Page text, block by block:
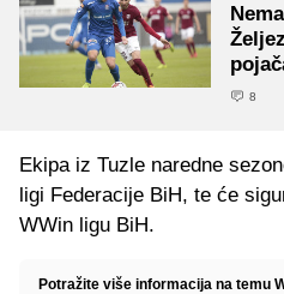
8
Ekipa iz Tuzle naredne
ligi Federacije BiH, te će
WWin ligu BiH.
Potražite više informacija na temu